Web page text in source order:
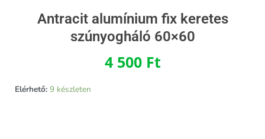
Antracit alumínium fix keretes
szúnyogháló 60×60
4 500 Ft
Elérhető: 9 készleten